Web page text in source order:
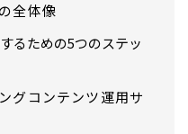
全体像
るための5つのステッ
グコンテンツ運用サ